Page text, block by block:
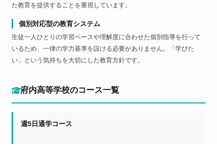
た教育を提供することを重視しています。
個別対応型の教育システム
生徒一人ひとりの学習ペースや理解度に合わせた個別指導を行って
いるため、一律の学力基準を設ける必要がありません。「学びた
い」という気持ちを大切にした教育方針です。
府内高等学校のコース一覧
週5日通学コース